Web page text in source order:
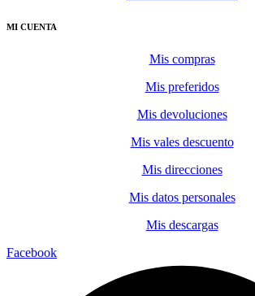
MI CUENTA
Mis compras
Mis preferidos
Mis devoluciones
Mis vales descuento
Mis direcciones
Mis datos personales
Mis descargas
Facebook